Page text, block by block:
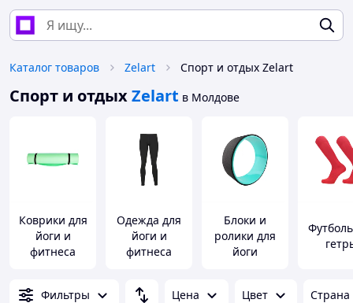
Каталог товаров Zelart Спорт и отдых Zelart
Спорт и отдыхZelart в Молдове
Коврики для
йоги и
фитнеса
Одежда для
йоги и
фитнеса
Блоки и
ролики для
йоги
Фильтры Цена Цвет Страна